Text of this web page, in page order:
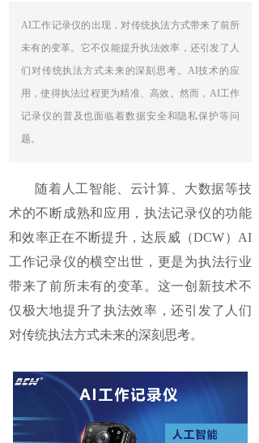
AI工作记录仪的出现，对传统执法方式带来了前所
未有的变革。它不仅能提升执法效率，还引发了人
们对传统执法方式未来的深刻思考。AI技术的应
用，使得执法过程更为精准、高效。然而，AI工作
记录仪的普及也面临着数据安全和隐私保护等问
题。
随着人工智能、云计算、大数据等技
术的不断成熟和应用，执法记录仪的功能
和效率正在不断提升，达辰威（DCW） AI
工作记录仪的横空出世，更是为执法行业
带来了前所未有的变革。这一创新技术不
仅极大地提升了执法效率，还引发了人们
对传统执法方式未来的深刻思考。